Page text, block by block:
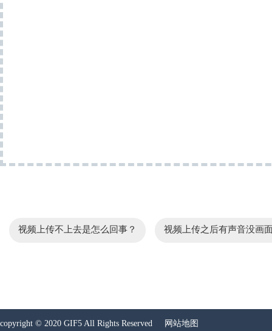
视频上传不上去是怎么回事？ 视频上传之后有声音没画
copyright © 2020 GIF5 All Rights Reserved 网站地图